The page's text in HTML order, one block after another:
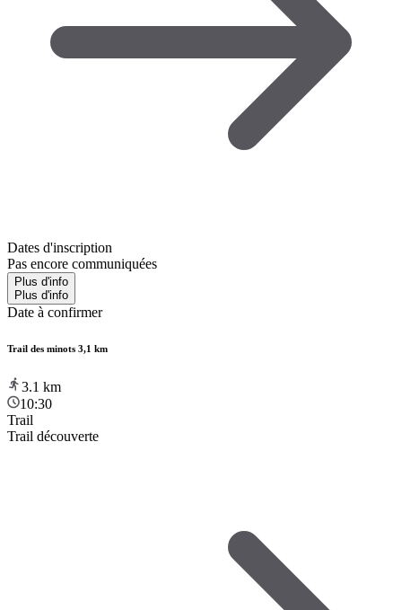
Dates d'inscription
Pas encore communiquées
Plus d'info
Plus d'info
Date à confirmer
Trail des minots 3,1 km
3.1 km
10:30
Trail
Trail découverte